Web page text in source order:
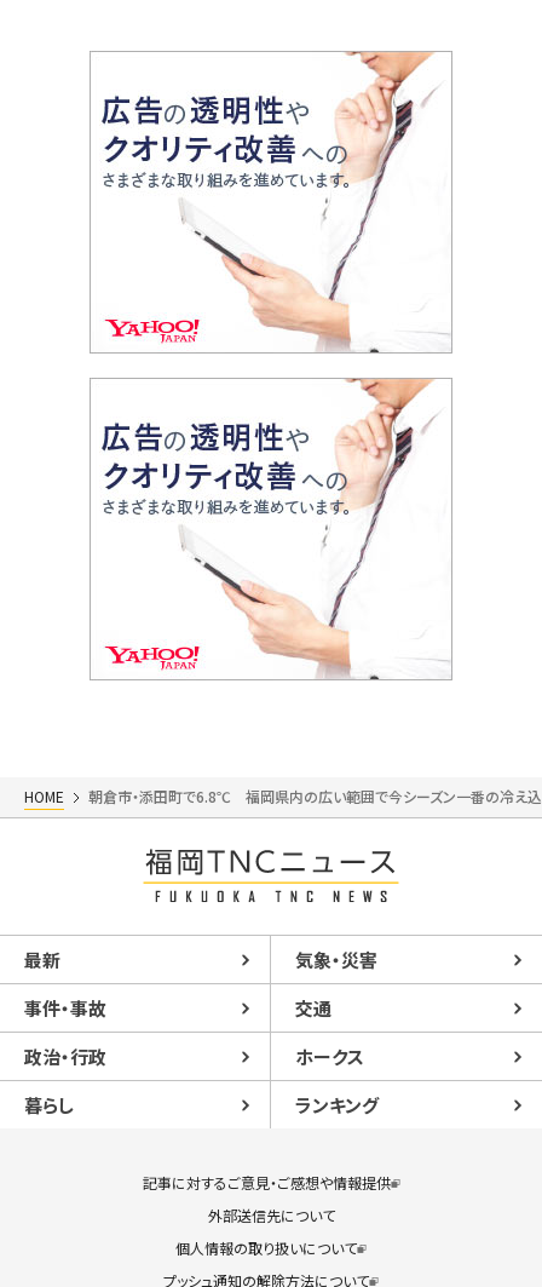
HOME 朝倉市・添田町で6.8℃ 福岡県内の広い範囲で今シーズン一番の冷え
最新
気象・災害
事件・事故
交通
政治・行政
ホークス
暮らし
ランキング
記事に対するご意見・ご感想や情報提供
外部送信先について
個人情報の取り扱いについて
プッシュ通知の解除方法について